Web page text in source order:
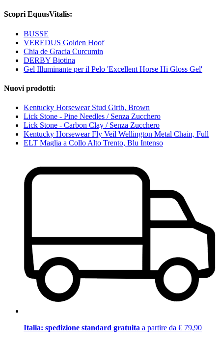
Scopri EquusVitalis:
BUSSE
VEREDUS Golden Hoof
Chia de Gracia Curcumin
DERBY Biotina
Gel Illuminante per il Pelo 'Excellent Horse Hi Gloss Gel'
Nuovi prodotti:
Kentucky Horsewear Stud Girth, Brown
Lick Stone - Pine Needles / Senza Zucchero
Lick Stone - Carbon Clay / Senza Zucchero
Kentucky Horsewear Fly Veil Wellington Metal Chain, Full
ELT Maglia a Collo Alto Trento, Blu Intenso
Italia: spedizione standard gratuita a partire da € 79,90